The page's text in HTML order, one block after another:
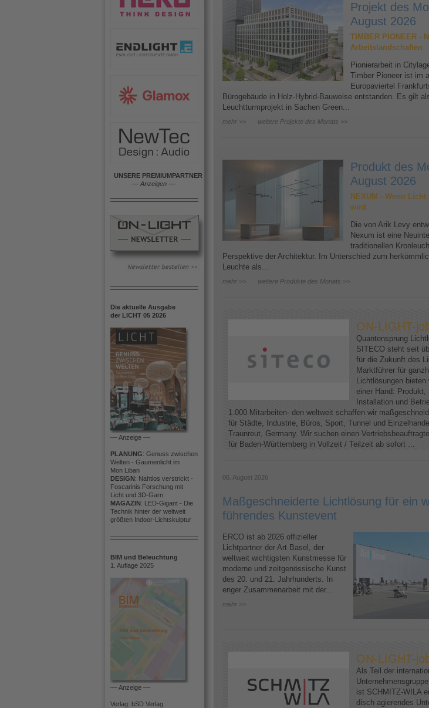
UNSERE PREMIUMPARTNER
–– Anzeigen ––
Die aktuelle Ausgabe
der LICHT 05 2026
–– Anzeige ––
PLANUNG: Genuss zwischen
Welten - Gaumenlicht im
Mon Liban
DESIGN: Nahtlos verstrickt -
Foscarinis Forschung mit
Licht und 3D-Garn
MAGAZIN: LED-Gigant - Die
Technik hinter der weltweit
größten Indoor-Lichtskulptur
BIM und Beleuchtung
1. Auflage 2025
–– Anzeige ––
Verlag: bSD Verlag
Projekt des
August 2026
TIMBER PIONEER -
Arbeitslandschaften
Pionierarbeit in
Timber Pioneer ist im
Europaviertel
Bürogebäude in Holz-Hybrid-Bauweise entstanden. Es gilt
Leuchtturmprojekt in Sachen Green...
mehr >> weitere Projekte des Monats >>
Produkt des
August 2026
NEXUM - Wenn
wird
Die von Arik Levy
Nexum ist eine
traditionellen
Perspektive der Architektur. Im Unterschied zum
Leuchte als...
mehr >> weitere Produkte des Monats >>
ON-LIGHT-
Quantensprung
SITECO steht seit
für die Zukunft des
Marktführer für
Lichtlösungen bieten
einer Hand: Produkt,
Installation und
1.000 Mitarbeiten- den weltweit schaffen wir
für Städte, Industrie, Büros, Sport, Tunnel und
Traunreut, Germany. Wir suchen einen
für Baden-Württemberg in Vollzeit / Teilzeit ab sofort ...
06. August 2026
Maßgeschneiderte Lichtlösung für ein
führendes Kunstevent
ERCO ist ab 2026 offizieller
Lichtpartner der Art Basel, der
weltweit wichtigsten Kunstmesse für
moderne und zeitgenössische Kunst
des 20. und 21. Jahrhunderts. In
enger Zusammenarbeit mit der...
mehr >>
ON-LIGHT-
Als Teil der
ist SCHMITZ-WILA
disch agierendes